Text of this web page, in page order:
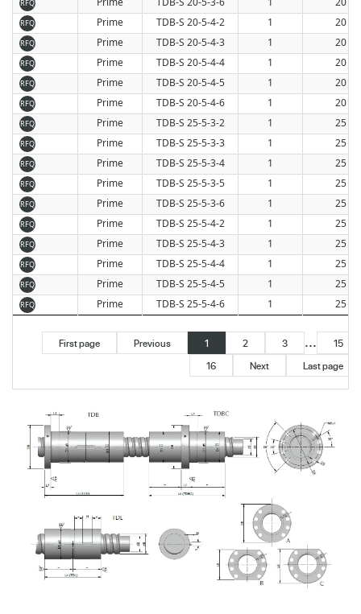
RFQ
RFQ Prime TDB-S 20-5-4-2 1 20
RFQ Prime TDB-S 20-5-4-3 1 20
RFQ Prime TDB-S 20-5-4-4 1 20
RFQ Prime TDB-S 20-5-4-5 1 20
RFQ Prime TDB-S 20-5-4-6 1 20
RFQ Prime TDB-S 25-5-3-2 1 25
RFQ Prime TDB-S 25-5-3-3 1 25
RFQ Prime TDB-S 25-5-3-4 1 25
RFQ Prime TDB-S 25-5-3-5 1 25
RFQ Prime TDB-S 25-5-3-6 1 25
RFQ Prime TDB-S 25-5-4-2 1 25
RFQ Prime TDB-S 25-5-4-3 1 25
RFQ Prime TDB-S 25-5-4-4 1 25
RFQ Prime TDB-S 25-5-4-5 1 25
RFQ Prime TDB-S 25-5-4-6 1 25
First page Previous 1 2 3 ...
15
16
Next Last page